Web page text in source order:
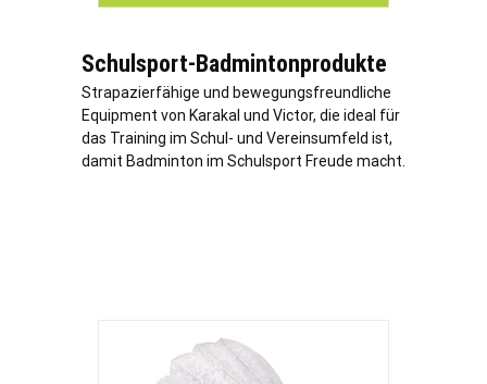
Schulsport-Badmintonprodukte
Strapazierfähige und bewegungsfreundliche
Equipment von Karakal und Victor, die ideal für
das Training im Schul- und Vereinsumfeld ist,
damit Badminton im Schulsport Freude macht.